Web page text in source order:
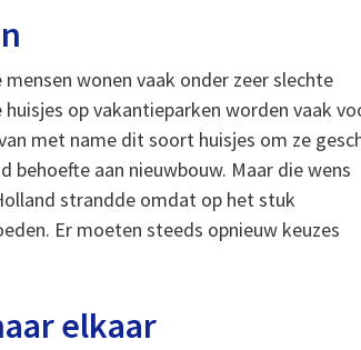
wonen vaak onder zeer slechte
op vakantieparken worden vaak
met name dit soort huisjes om ze
behoefte aan nieuwbouw. Maar die wens
strandde omdat op het stuk
Er moeten steeds opnieuw keuzes
elkaar